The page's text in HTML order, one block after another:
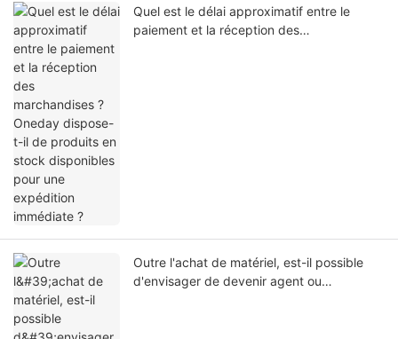
Quel est le délai approximatif entre le
paiement et la réception des
Outre l'achat de matériel, est-il possible
d'envisager de devenir agent ou